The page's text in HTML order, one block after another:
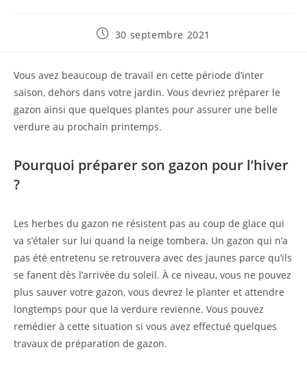
Publication
30 septembre 2021
Vous avez beaucoup de travail en cette période d’inter
saison, dehors dans votre jardin. Vous devriez préparer le
gazon ainsi que quelques plantes pour assurer une belle
verdure au prochain printemps.
Pourquoi préparer son gazon pour l’hiver
?
Les herbes du gazon ne résistent pas au coup de glace qui
va s’étaler sur lui quand la neige tombera. Un gazon qui n’a
pas été entretenu se retrouvera avec des jaunes parce qu’ils
se fanent dès l’arrivée du soleil. À ce niveau, vous ne pouvez
plus sauver votre gazon, vous devrez le planter et attendre
longtemps pour que la verdure revienne. Vous pouvez
remédier à cette situation si vous avez effectué quelques
travaux de préparation de gazon.